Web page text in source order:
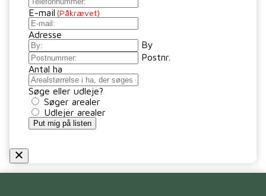
E-mail (Påkrævet)
Adresse
By
Postnr.
Antal ha
Søge eller udleje?
Søger arealer
Udlejer arealer